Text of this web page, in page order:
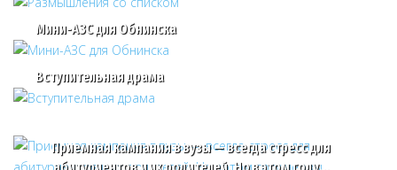
Мини-АЗС для Обнинска
Вступительная драма
Приемная кампания в вузы — всегда стресс для